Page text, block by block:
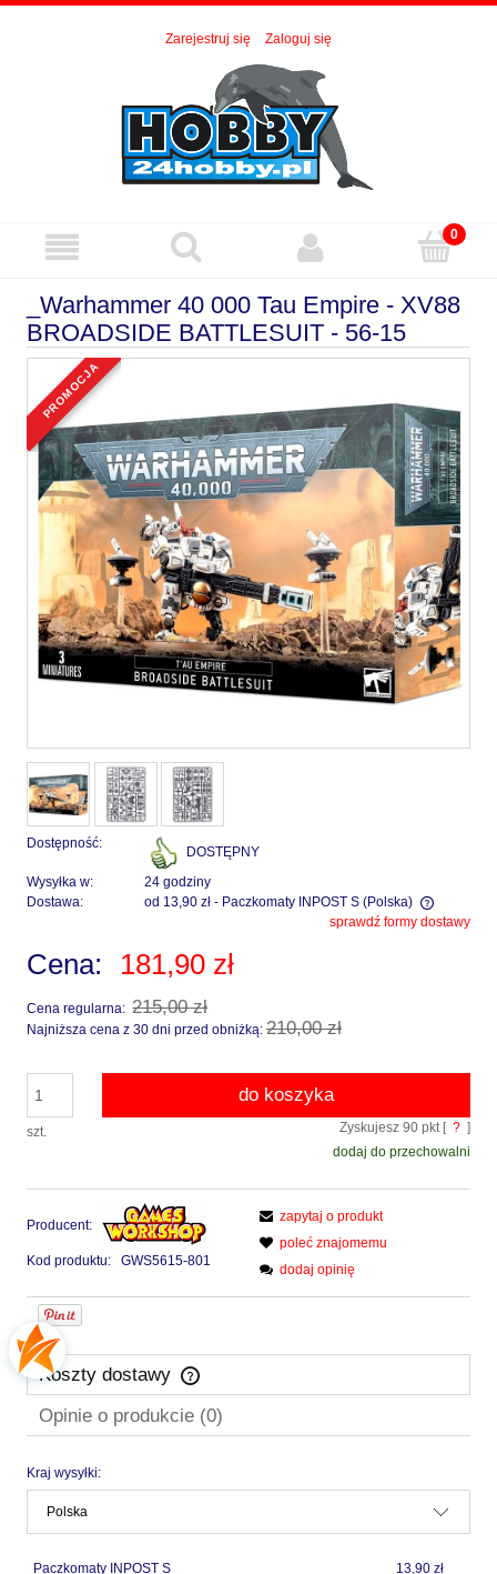
Zarejestruj się Zaloguj się
_Warhammer 40 000 Tau Empire - XV88
BROADSIDE BATTLESUIT - 56-15
promocja
Dostępność:
DOSTĘPNY
Wysyłka w:
24 godziny
Dostawa:
od 13,90 zł - Paczkomaty INPOST S (Polska)
Cena nie zawiera ewentualnych kosztów płatnościsprawdź formy dostawy
Cena: 181,90 zł
Cena regularna: 215,00 zł
Najniższa cena z 30 dni przed obniżką: 210,00 zł
szt.
do koszyka
Zyskujesz 90 pkt [ ? ]
dodaj do przechowalni
Producent:
Kod produktu: GWS5615-801
zapytaj o produkt
poleć znajomemu
dodaj opinię
Koszty dostawy
Cena nie zawiera ewentualnych kosztów płatności
Opinie o produkcie (0)
Kraj wysyłki:
Paczkomaty INPOST S 13,90 zł